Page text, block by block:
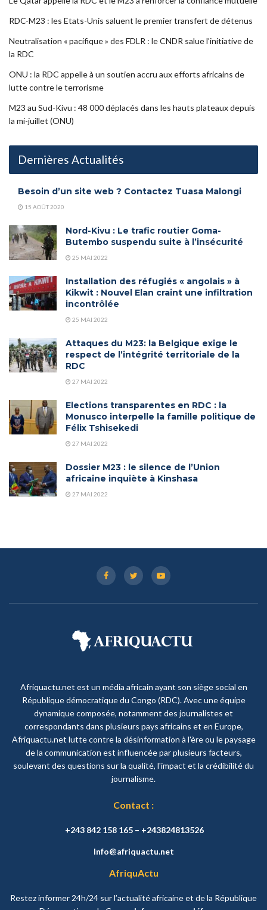
RDC-M23 : les Etats-Unis saluent le premier transfert de détenus
Neutralisation « pacifique » des FDLR : le CNDR salue l’initiative de
la RDC
ONU : la RDC appelle à un soutien accru aux efforts africains de
lutte contre le terrorisme
M23 au Sud-Kivu : 48 000 déplacés dans les hauts plateaux depuis
la mi-juillet (ONU)
Dernières Actualités
Besoin d’un site web ? Contactez Tuasa Malongi
15 AOÛT 2020
Nord-Kivu : Le trafic routier Goma-
Butembo suspendu suite à l’insécurité
25 MAI 2022
Installation des réfugiés « angolais » à
Kikwit : Nouvel Elan craint une infiltration
incontrôlée
25 MAI 2022
Attaques du M23: la Belgique exige le
respect de l’intégrité territoriale de la
RDC
27 MAI 2022
Elections transparentes en RDC : la
Monusco interpelle la famille politique de
Félix Tshisekedi
27 MAI 2022
Dossier M23 : le silence de l’Union
africaine inquiète à Kinshasa
27 MAI 2022
Afriquactu.net est un média africain ayant son siège social en
République démocratique du Congo (RDC). Avec une équipe
dynamique composée, notamment des journalistes et
correspondants dans plusieurs pays africains et en Europe,
Afriquactu.net lutte contre la désinformation à l'ère ou le paysage
de la communication est influencée par plusieurs facteurs,
soulevant des questions sur la qualité, l'impact et la crédibilité du
journalisme.
Contact :
+243 842 158 165 – +243824813526
Info@afriquactu.net
AfriquActu
Restez informer 24h/24 sur l’actualité africaine et de la République